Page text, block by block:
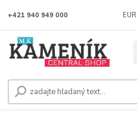
EUR
+421 940 949 000